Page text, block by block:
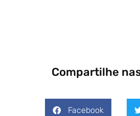
Compartilhe
Facebook